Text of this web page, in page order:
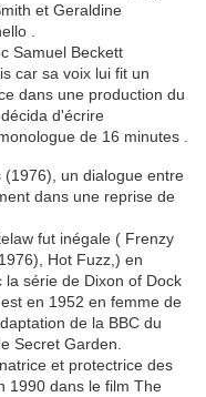
et Geraldine
.
Samuel Beckett
car sa voix lui fit un
dans une production du
d'écrire
de 16 minutes .
(1976), un dialogue entre
dans une reprise de
fut inégale ( Frenzy
Hot Fuzz,) en
série de Dixon of Dock
en 1952 en femme de
de la BBC du
Secret Garden.
et protectrice des
1990 dans le film The